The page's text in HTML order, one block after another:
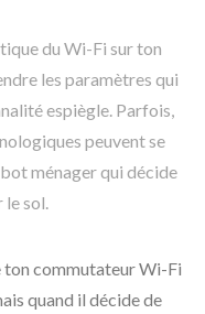
du Wi-Fi sur ton
les paramètres qui
espiègle. Parfois,
peuvent se
ménager qui décide
le sol.
ton commutateur Wi-Fi
quand il décide de